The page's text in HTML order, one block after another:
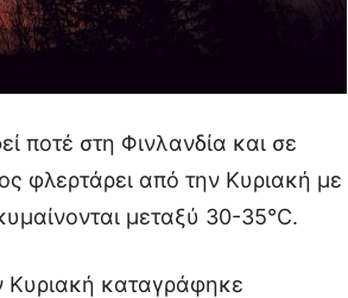
ποτέ στη Φινλανδία και σε
φλερτάρει από την Κυριακή με
μεταξύ 30-35°C.
Κυριακή καταγράφηκε